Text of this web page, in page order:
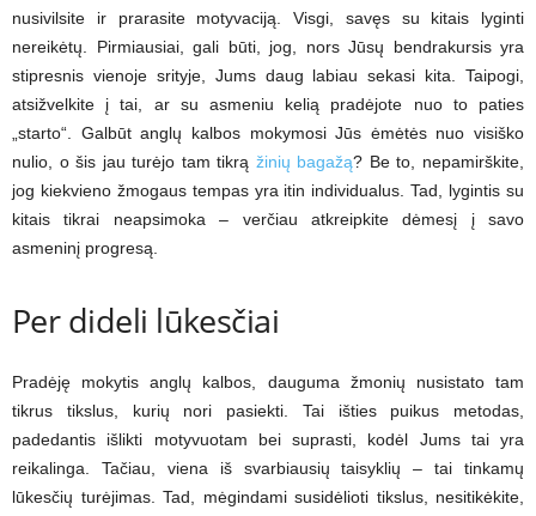
nusivilsite ir prarasite motyvaciją. Visgi, savęs su kitais lyginti
nereikėtų. Pirmiausiai, gali būti, jog, nors Jūsų bendrakursis yra
stipresnis vienoje srityje, Jums daug labiau sekasi kita. Taipogi,
atsižvelkite į tai, ar su asmeniu kelią pradėjote nuo to paties
„starto“. Galbūt anglų kalbos mokymosi Jūs ėmėtės nuo visiško
nulio, o šis jau turėjo tam tikrą žinių bagažą? Be to, nepamirškite,
jog kiekvieno žmogaus tempas yra itin individualus. Tad, lygintis su
kitais tikrai neapsimoka – verčiau atkreipkite dėmesį į savo
asmeninį progresą.
Per dideli lūkesčiai
Pradėję mokytis anglų kalbos, dauguma žmonių nusistato tam
tikrus tikslus, kurių nori pasiekti. Tai išties puikus metodas,
padedantis išlikti motyvuotam bei suprasti, kodėl Jums tai yra
reikalinga. Tačiau, viena iš svarbiausių taisyklių – tai tinkamų
lūkesčių turėjimas. Tad, mėgindami susidėlioti tikslus, nesitikėkite,